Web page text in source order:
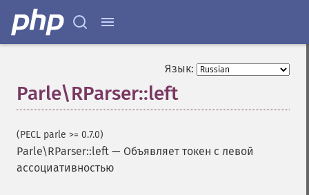
Язык:
Parle\RParser::left
(PECL parle >= 0.7.0)
Parle\RParser::left — Объявляет токен с левой
ассоциативностью